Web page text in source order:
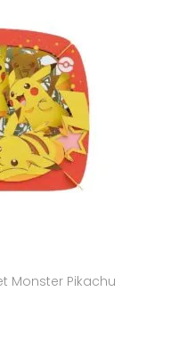
Monster Pikachu